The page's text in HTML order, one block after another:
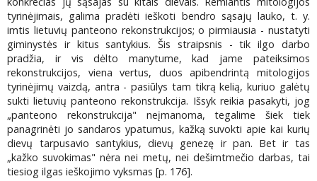
tyrinėjimais, galima pradėti ieškoti bendro sąsajų lauko, t. y.
imtis lietuvių panteono rekonstrukcijos; o pirmiausia - nustatyti
giminystės ir kitus santykius. Šis straipsnis - tik ilgo darbo
pradžia, ir vis dėlto manytume, kad jame pateiksimos
rekonstrukcijos, viena vertus, duos apibendrintą mitologijos
tyrinėjimų vaizdą, antra - pasiūlys tam tikrą kelią, kuriuo galėtų
sukti lietuvių panteono rekonstrukcija. Išsyk reikia pasakyti, jog
„panteono rekonstrukcija" neįmanoma, tegalime šiek tiek
panagrinėti jo sandaros ypatumus, kažką suvokti apie kai kurių
dievų tarpusavio santykius, dievų genezę ir pan. Bet ir tas
„kažko suvokimas" nėra nei metų, nei dešimtmečio darbas, tai
tiesiog ilgas ieškojimo vyksmas [p. 176].